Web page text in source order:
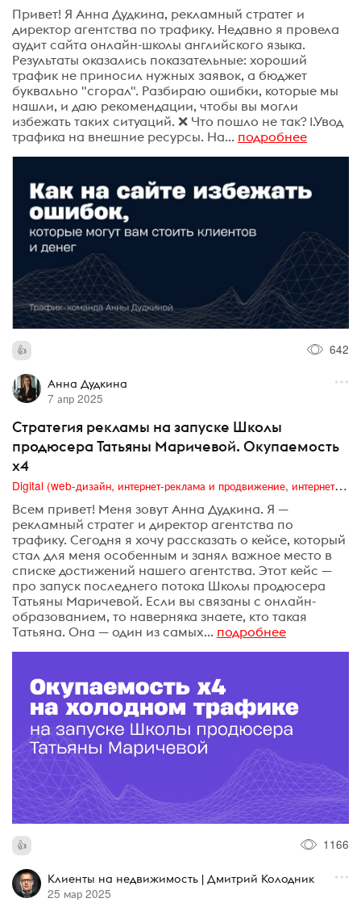
Привет! Я Анна Дудкина, рекламный стратег и
директор агентства по трафику. Недавно я провела
аудит сайта онлайн-школы английского языка.
Результаты оказались показательные: хороший
трафик не приносил нужных заявок, а бюджет
буквально "сгорал". Разбираю ошибки, которые мы
нашли, и даю рекомендации, чтобы вы могли
избежать таких ситуаций. ❌ Что пошло не так? 1.Увод
трафика на внешние ресурсы. На... подробнее
642
Анна Дудкина
7 апр 2025
Стратегия рекламы на запуске Школы
продюсера Татьяны Маричевой. Окупаемость
х4
Digital (web-дизайн, интернет-реклама и продвижение, интернет-сообщества и блоги, интернет-коммуникации, мобильный маркетинг, реклама на цифровых экранах)
Всем привет! Меня зовут Анна Дудкина. Я —
рекламный стратег и директор агентства по
трафику. Сегодня я хочу рассказать о кейсе, который
стал для меня особенным и занял важное место в
списке достижений нашего агентства. Этот кейс —
про запуск последнего потока Школы продюсера
Татьяны Маричевой. Если вы связаны с онлайн-
образованием, то наверняка знаете, кто такая
Татьяна. Она — один из самых... подробнее
1166
Клиенты на недвижимость | Дмитрий Колодник
25 мар 2025